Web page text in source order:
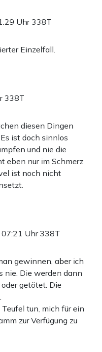
Uhr338T
Einzelfall.
338T
diesen Dingen
ist doch sinnlos
und nie die
eben nur im Schmerz
ist noch nicht
Uhr338T
gewinnen, aber ich
nie. Die werden dann
getötet. Die
tun, mich für ein
zur Verfügung zu